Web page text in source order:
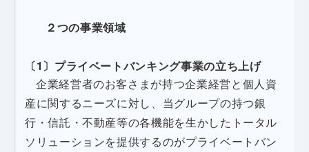
２つの事業領域
〔1〕プライベートバンキング事業の立ち上げ
企業経営者のお客さまが持つ企業経営と個人資
産に関するニーズに対し、当グループの持つ銀
行・信託・不動産等の各機能を生かしたトータル
ソリューションを提供するのがプライベートバン